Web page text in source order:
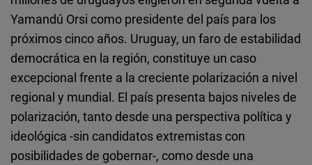
Yamandú Orsi como presidente del país para los
próximos cinco años. Uruguay, un faro de estabilidad
democrática en la región, constituye un caso
excepcional frente a la creciente polarización a nivel
regional y mundial. El país presenta bajos niveles de
polarización, tanto desde una perspectiva política y
ideológica -sin candidatos extremistas con
posibilidades de gobernar-, como desde una
Newsletter2go
Embed
Podigee
Embed
D.Vinci
Embed